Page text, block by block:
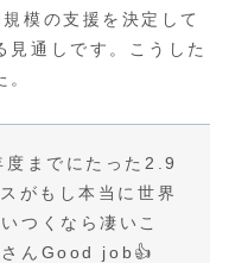
模の支援を決定して
見通しです。こうした
度までにたった2.9
がもし本当に世界
つくなら凄いこ
さんGood job👍️